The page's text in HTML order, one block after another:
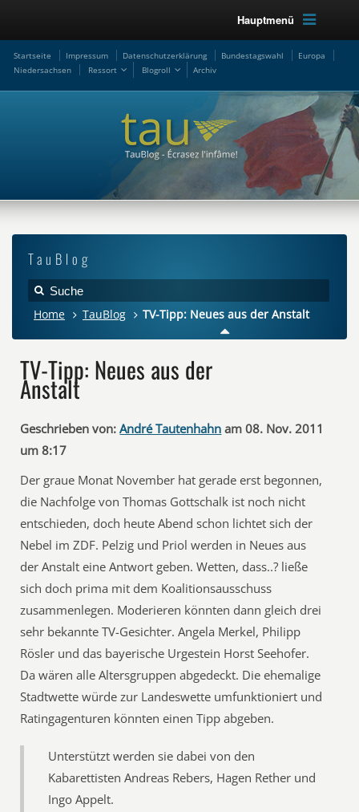
Hauptmenü
Startseite Impressum Datenschutzerklärung Bundestagswahl
Europa
Niedersachsen
Ressort Blogroll Archiv
TauBlog
Home TauBlog TV-Tipp: Neues aus der Anstalt
TV-Tipp: Neues aus der
Anstalt
Geschrieben von: André Tautenhahn am 08. Nov. 2011
um 8:17
Der graue Monat November hat gerade erst begonnen,
die Nachfolge von Thomas Gottschalk ist noch nicht
entschieden, doch heute Abend schon lichtet sich der
Nebel im ZDF. Pelzig und Priol werden in Neues aus
der Anstalt eine Antwort geben. Wetten, dass..? ließe
sich doch prima mit dem Koalitionsausschuss
zusammenlegen. Moderieren könnten dann gleich drei
sehr bekannte TV-Gesichter. Angela Merkel, Philipp
Rösler und das bayerische Urgestein Horst Seehofer.
Da wären alle Altersgruppen abgedeckt. Die ehemalige
Stadtwette würde zur Landeswette umfunktioniert und
Ratingagenturen könnten einen Tipp abgeben.
Unterstützt werden sie dabei von den
Kabarettisten Andreas Rebers, Hagen Rether und
Ingo Appelt.